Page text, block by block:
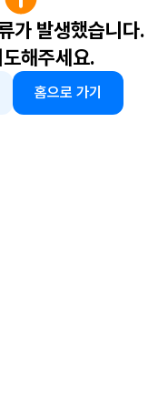
가 발생했습니다.
해주세요.
홈으로 가기